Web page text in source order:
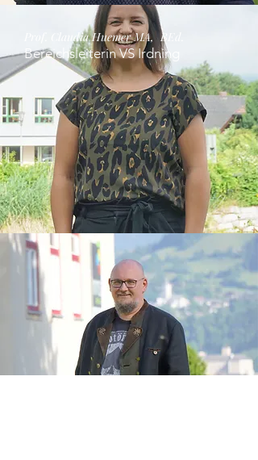
Prof. Claudia Huemer MA, BEd.
Bereichsleiterin VS Irdning